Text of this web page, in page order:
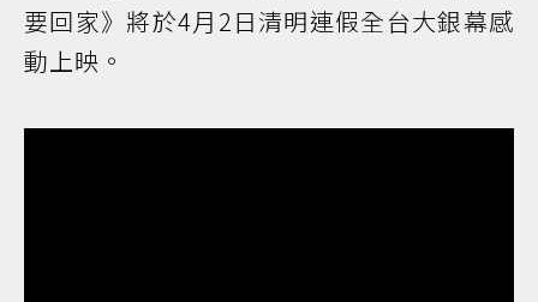
要回家》將於4月2日清明連假全台大銀幕感
動上映。